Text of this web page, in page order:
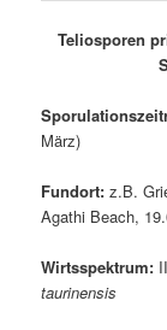
Teliosporen
März)
Fundort: z.B.
Agathi Beach,
Wirtsspektrum:
taurinensis